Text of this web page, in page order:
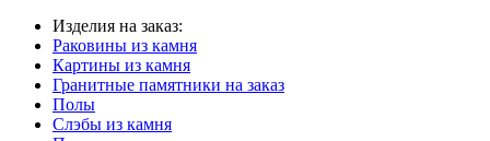
Изделия на заказ:
Раковины из камня
Картины из камня
Гранитные памятники на заказ
Полы
Слэбы из камня